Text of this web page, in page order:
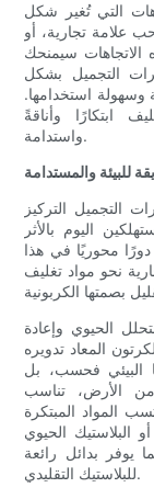
التي تُغير شكل
تجارية، أو
سيمنحك
التجميل بشكل
وسهولة استخدامها.
ابتكارًا وأناقةً
واستدامة.
للبيئة والمستدامة
التجميل التركيز
اليوم بالأثر
دورًا محوريًا في هذا
نحو مواد تغليف
الحيوي وإعادة
المعاد تدويره
البيئي فحسب، بل
الأرض، تناسب
المواد المبتكرة
البلاستيك الحيوي
يوفر بدائل رائعة
للبلاستيك التقليدي.